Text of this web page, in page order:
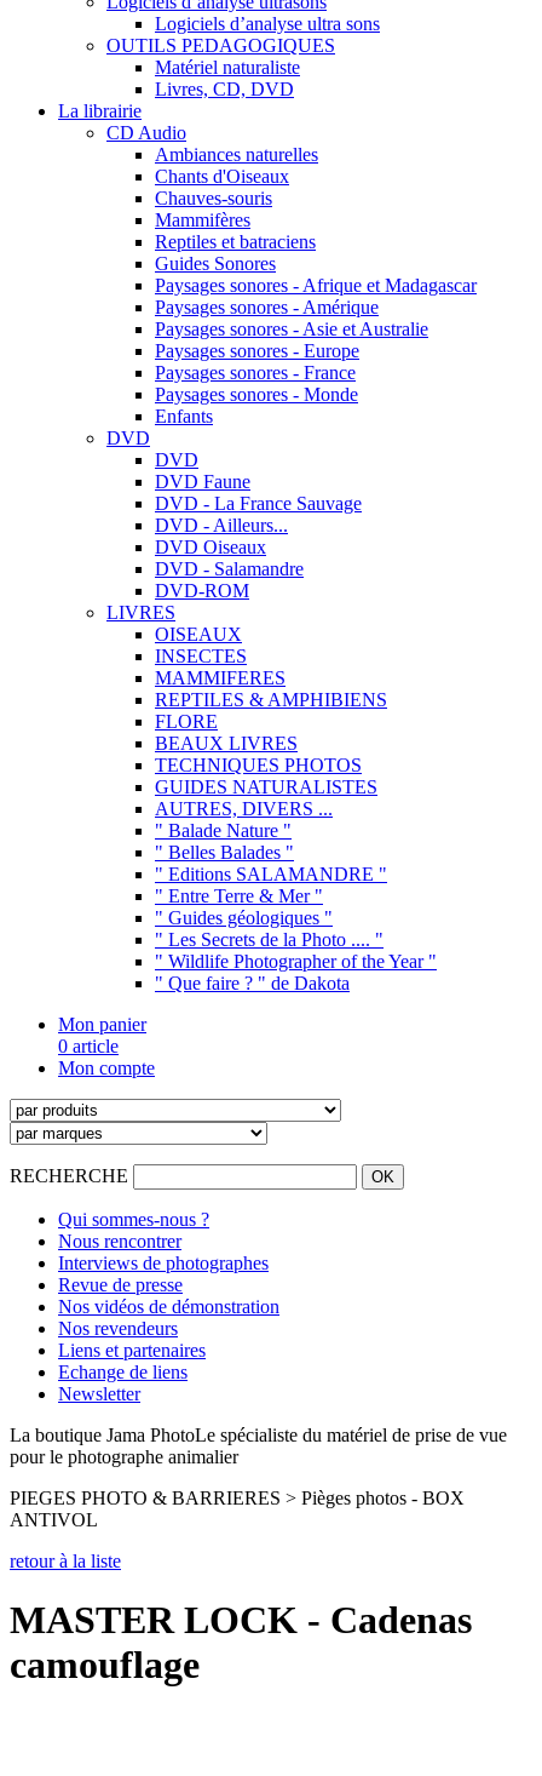
Logiciels d’analyse ultra sons
OUTILS PEDAGOGIQUES
Matériel naturaliste
Livres, CD, DVD
La librairie
CD Audio
Ambiances naturelles
Chants d'Oiseaux
Chauves-souris
Mammifères
Reptiles et batraciens
Guides Sonores
Paysages sonores - Afrique et Madagascar
Paysages sonores - Amérique
Paysages sonores - Asie et Australie
Paysages sonores - Europe
Paysages sonores - France
Paysages sonores - Monde
Enfants
DVD
DVD
DVD Faune
DVD - La France Sauvage
DVD - Ailleurs...
DVD Oiseaux
DVD - Salamandre
DVD-ROM
LIVRES
OISEAUX
INSECTES
MAMMIFERES
REPTILES & AMPHIBIENS
FLORE
BEAUX LIVRES
TECHNIQUES PHOTOS
GUIDES NATURALISTES
AUTRES, DIVERS ...
" Balade Nature "
" Belles Balades "
" Editions SALAMANDRE "
" Entre Terre & Mer "
" Guides géologiques "
" Les Secrets de la Photo .... "
" Wildlife Photographer of the Year "
" Que faire ? " de Dakota
Mon panier
0 article
Mon compte
RECHERCHE
Qui sommes-nous ?
Nous rencontrer
Interviews de photographes
Revue de presse
Nos vidéos de démonstration
Nos revendeurs
Liens et partenaires
Echange de liens
Newsletter
La boutique Jama PhotoLe spécialiste du matériel de prise de vue
pour le photographe animalier
PIEGES PHOTO & BARRIERES > Pièges photos - BOX
ANTIVOL
retour à la liste
MASTER LOCK - Cadenas
camouflage